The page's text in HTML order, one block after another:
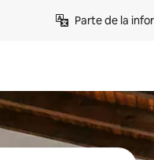
Parte de la